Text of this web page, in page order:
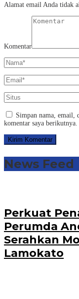
Alamat email Anda tidak
Komentar
Simpan nama, email,
komentar saya berikutnya.
News Feed
Perkuat
Perumda
Serahkan
Lamokato